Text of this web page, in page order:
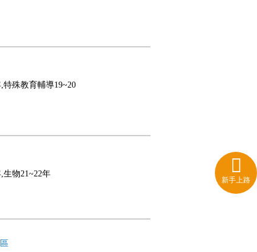
新手上路
特殊教育輔導19~20
生物21~22年